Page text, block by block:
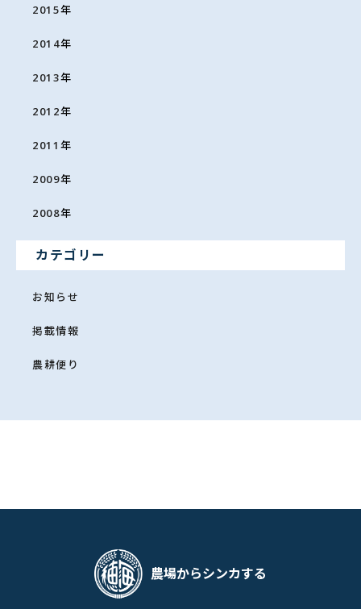
2015年
2014年
2013年
2012年
2011 年
2009年
2008年
カテゴリー
お知らせ
掲載情報
農耕便り
農場からシンカする